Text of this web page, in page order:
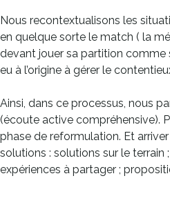
Nous recontextualisons les
en quelque sorte le match ( la
devant jouer sa partition comme
eu à l’origine à gérer le
Ainsi, dans ce processus, nous
(écoute active compréhensive).
phase de reformulation. Et
solutions : solutions sur le terrain
expériences à partager ;